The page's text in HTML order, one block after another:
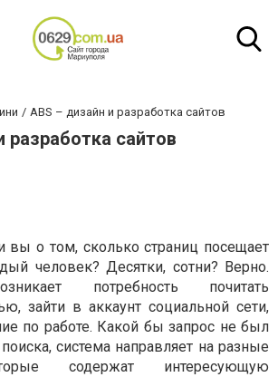
ABS – дизайн и разработка сайтов
разработка сайтов
вы о том, сколько страниц посещает
человек? Десятки, сотни? Верно.
потребность почитать
зайти в аккаунт социальной сети,
по работе. Какой бы запрос не был
система направляет на разные
содержат интересующую